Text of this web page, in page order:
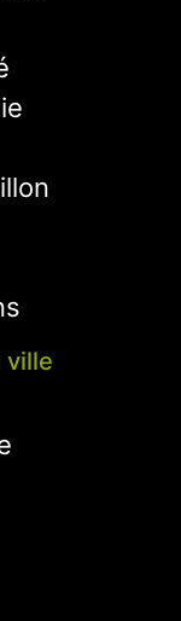
ville